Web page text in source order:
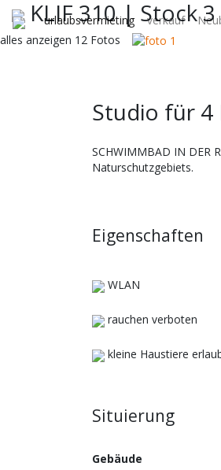
urlaubsvermieting verkauf
KLIF 310| Stock 3
alles anzeigen 12 Fotos
Studio für 4
SCHWIMMBAD IN DER
Naturschutzgebiets.
Eigenschaften
WLAN
rauchen verboten
kleine Haustiere
Situierung
Gebäude